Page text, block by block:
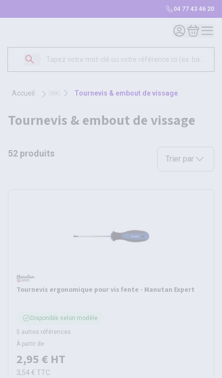
04 77 43 46 20
Mon compte
Mon
accueil tournevis & embout de vissage
tournevis & embout de vissage
52 produits
Trier par
Tournevis ergonomique pour vis fente - Manutan Expert
Disponible selon modèle
5 autres références
À partir de
2,95 € HT
3,54 € TTC